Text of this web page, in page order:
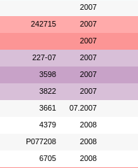
2007
242715 2007
2007
227-07 2007
3598 2007
3822 2007
3661 07.2007
4379 2008
P077208 2008
6705 2008